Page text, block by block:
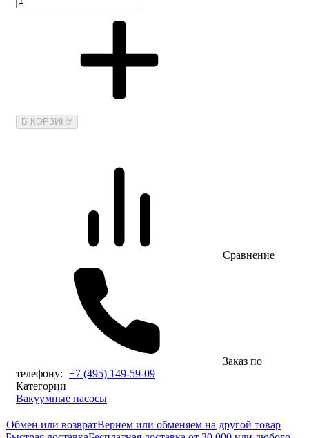
В КОРЗИНУ
Сравнение
Заказ по
телефону: +7 (495) 149-59-09
Категории
Вакуумные насосы
Обмен или возвратВернем или обменяем на другой товар